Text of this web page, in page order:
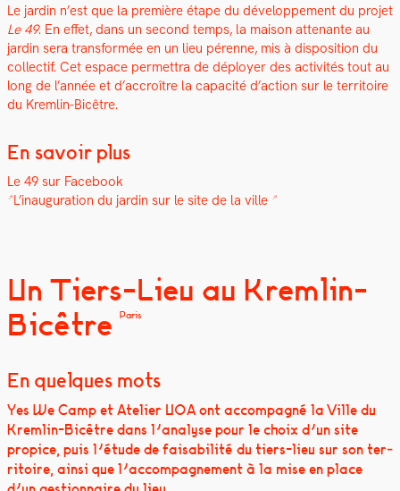
Le jardin n’est que la pre­mière étape du développe­ment du pro­jet
Le 49. En effet, dans un sec­ond temps, la mai­son attenante au
jardin sera trans­for­mée en un lieu pérenne, mis à dis­po­si­tion du
col­lec­tif. Cet espace per­me­t­tra de déploy­er des activ­ités tout au
long de l’année et d’accroître la capac­ité d’action sur le ter­ri­toire
du Krem­lin-Bicêtre.
En savoir plus
Le 49 sur Face­book
L’inauguration du jardin sur le site de la ville
Un Tiers-Lieu au Kremlin-
Bicêtre
Paris
En quelques mots
Yes We Camp et Ate­lier UOA ont accom­pa­g­né la Ville du
Krem­lin-Bicêtre dans l’analyse pour le choix d’un site
prop­ice, puis l’étude de fais­abil­ité du tiers-lieu sur son ter­
ri­toire, ain­si que l’accompagnement à la mise en place